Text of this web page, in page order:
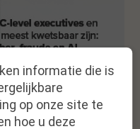
informatie die is
op onze site te
hoe u deze